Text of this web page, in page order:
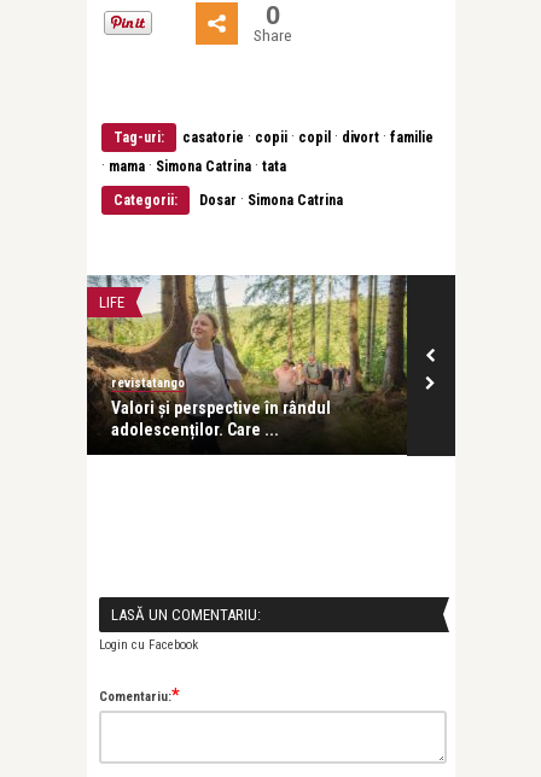
0
Share
Tag-uri: casatorie · copii · copil · divort · familie
· mama · Simona Catrina · tata
Categorii:
Dosar · Simona Catrina
LIFE
revistatango
Valori și perspective în rândul
adolescenților. Care ...
LASĂ UN COMENTARIU:
Login cu Facebook
Comentariu:*